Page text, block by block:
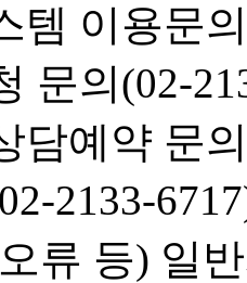
템 이용문
문의(02-
담예약 문
2133-
류 등) 일